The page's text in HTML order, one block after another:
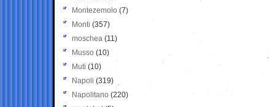
Montezemolo (7)
Monti (357)
moschea (11)
Musso (10)
Muti (10)
Napoli (319)
Napolitano (220)